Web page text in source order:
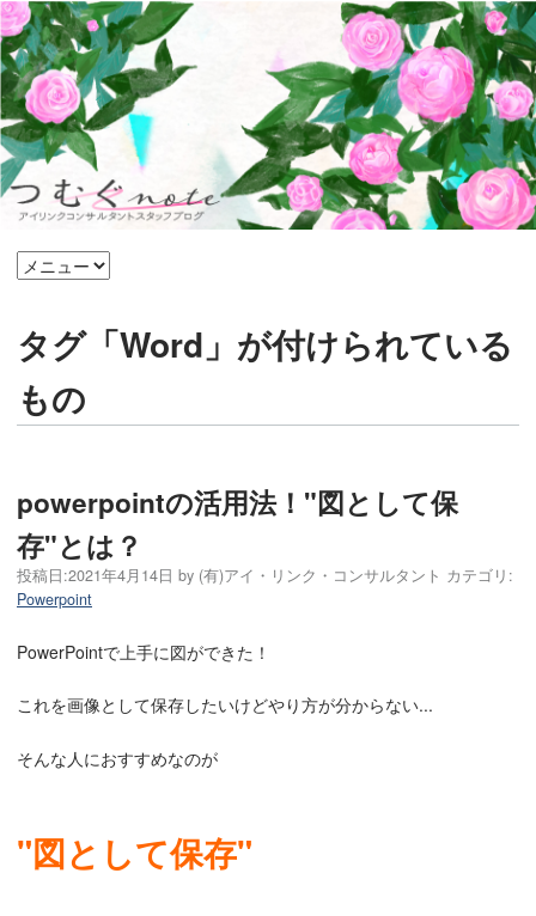
タグ「Word」が付けられている
もの
powerpointの活用法！"図として保
存"とは？
投稿日:2021年4月14日 by (有)アイ・リンク・コンサルタント カテゴリ:
Powerpoint
PowerPointで上手に図ができた！
これを画像として保存したいけどやり方が分からない...
そんな人におすすめなのが
"図として保存"